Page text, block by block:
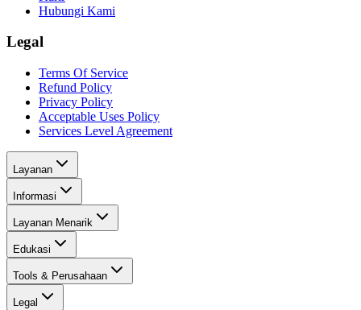
Hubungi Kami
Legal
Terms Of Service
Refund Policy
Privacy Policy
Acceptable Uses Policy
Services Level Agreement
Layanan
Informasi
Layanan Menarik
Edukasi
Tools & Perusahaan
Legal